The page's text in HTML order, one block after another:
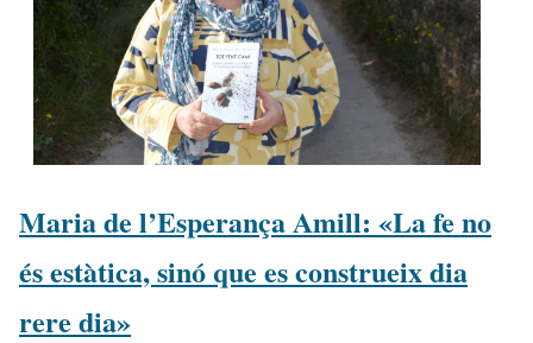
Maria de l’Esperança Amill: «La fe no
és estàtica, sinó que es construeix dia
rere dia»